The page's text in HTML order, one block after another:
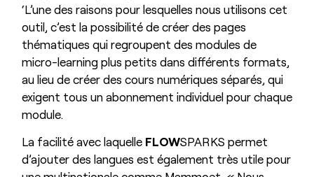
‘L’une des raisons pour lesquelles nous utilisons cet
outil, c’est la possibilité de créer des pages
thématiques qui regroupent des modules de
micro-learning plus petits dans différents formats,
au lieu de créer des cours numériques séparés, qui
exigent tous un abonnement individuel pour chaque
module.
La facilité avec laquelle FLOWSPARKS permet
d’ajouter des langues est également très utile pour